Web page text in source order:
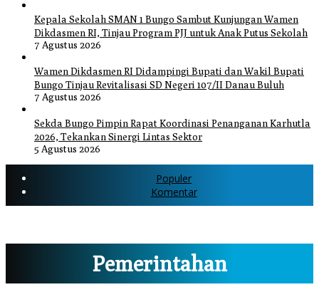
Kepala Sekolah SMAN 1 Bungo Sambut Kunjungan Wamen
Dikdasmen RI, Tinjau Program PJJ untuk Anak Putus Sekolah
7 Agustus 2026
Wamen Dikdasmen RI Didampingi Bupati dan Wakil Bupati
Bungo Tinjau Revitalisasi SD Negeri 107/II Danau Buluh
7 Agustus 2026
Sekda Bungo Pimpin Rapat Koordinasi Penanganan Karhutla
2026, Tekankan Sinergi Lintas Sektor
5 Agustus 2026
Populer
Komentar
Pemerintahan